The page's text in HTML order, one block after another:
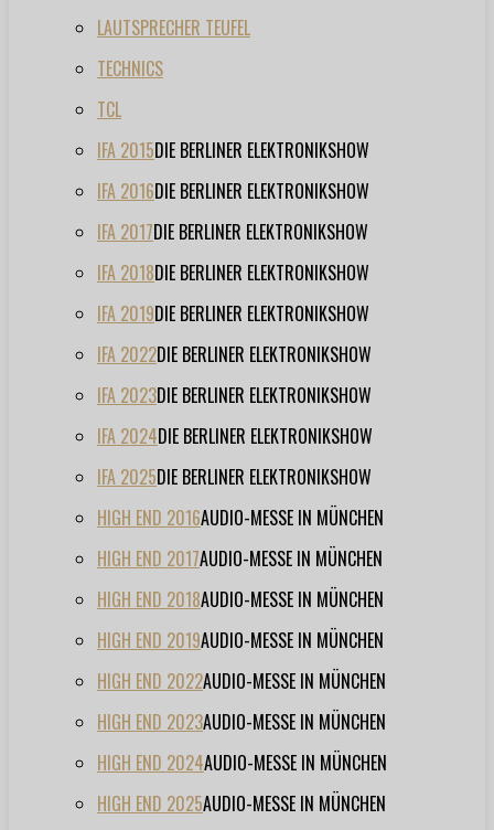
LAUTSPRECHER TEUFEL
TECHNICS
TCL
IFA 2015DIE BERLINER ELEKTRONIKSHOW
IFA 2016DIE BERLINER ELEKTRONIKSHOW
IFA 2017DIE BERLINER ELEKTRONIKSHOW
IFA 2018DIE BERLINER ELEKTRONIKSHOW
IFA 2019DIE BERLINER ELEKTRONIKSHOW
IFA 2022DIE BERLINER ELEKTRONIKSHOW
IFA 2023DIE BERLINER ELEKTRONIKSHOW
IFA 2024DIE BERLINER ELEKTRONIKSHOW
IFA 2025DIE BERLINER ELEKTRONIKSHOW
HIGH END 2016AUDIO-MESSE IN MÜNCHEN
HIGH END 2017AUDIO-MESSE IN MÜNCHEN
HIGH END 2018AUDIO-MESSE IN MÜNCHEN
HIGH END 2019AUDIO-MESSE IN MÜNCHEN
HIGH END 2022AUDIO-MESSE IN MÜNCHEN
HIGH END 2023AUDIO-MESSE IN MÜNCHEN
HIGH END 2024AUDIO-MESSE IN MÜNCHEN
HIGH END 2025AUDIO-MESSE IN MÜNCHEN